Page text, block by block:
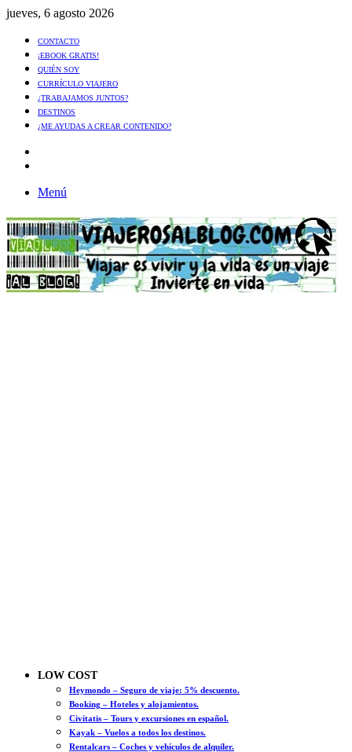
jueves, 6 agosto 2026
CONTACTO
¡EBOOK GRATIS!
QUIÉN SOY
CURRÍCULO VIAJERO
¿TRABAJAMOS JUNTOS?
DESTINOS
¿ME AYUDAS A CREAR CONTENIDO?
Menú
LOW COST
Heymondo – Seguro de viaje: 5% descuento.
Booking – Hoteles y alojamientos.
Civitatis – Tours y excursiones en español.
Kayak – Vuelos a todos los destinos.
Rentalcars – Coches y vehículos de alquiler.